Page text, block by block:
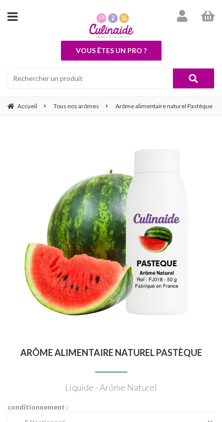
VOUS ÊTES UN PRO ?
Accueil Tous nos arômes Arôme alimentaire naturel Pastèque
ARÔME ALIMENTAIRE NATUREL PASTÈQUE
Liquide - Arôme Naturel
conditionnement :